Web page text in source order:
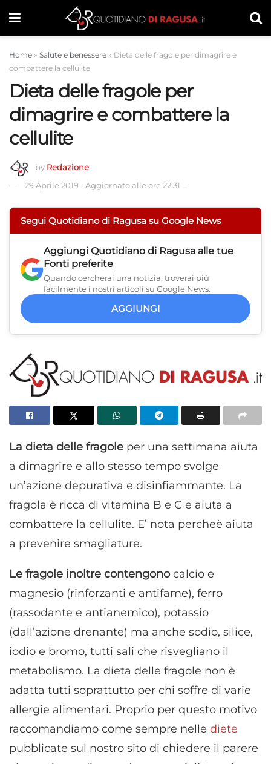
Home » Salute e benessere » Dieta delle fragole per dimagrire e
combattere la cellulite
Dieta delle fragole per
dimagrire e combattere la
cellulite
by Redazione
29 Aprile 2019 - Aggiornato alle ore 22:31 -
Segui Quotidiano di Ragusa su Google News
Aggiungi Quotidiano di Ragusa alle tue
Fonti preferite
Quando cercherai una notizia, troverai più
facilmente i nostri articoli su Google News.
AGGIUNGI
La dieta delle fragole per una settimana aiuta
a dimagrire e allo stesso tempo svolge
un’azione depurativa e disinfiammante. La
fragola è ricca di vitamina B e C e aiuta a
combattere la cellulite. E’ nota percheè aiuta
a prevenire smagliature.
Le fragole inoltre contengonocalcio e
magnesio (rinforzanti e antifame), ferro
(rassodante e antianemico), potassio
(dall’azione drenante) ma anche sodio, silice,
iodio e bromo, tutti sali che risvegliano il
metabolismo. La dieta delle fragole non è
adatta tutti soprattutto per chi soffre di varie
allergie alimentari. Proprio per questo motivo
raccomandiamo come sempre nelle diete
pubblicate sul nostro sito di chiedere il parere